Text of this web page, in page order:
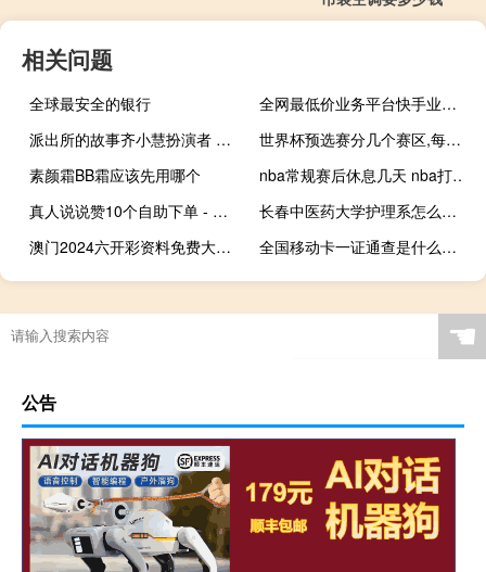
相关问题
全球最安全的银行
全网最低价业务平台快手业务 - 抖音免费千粉,QQ免费1000个赞
派出所的故事齐小慧扮演者 派出所的故事电视剧
世界杯预选赛分几个赛区,每个赛区有多少国家 世界杯预选赛分几个赛区
素颜霜BB霜应该先用哪个
nba常规赛后休息几天 nba打完一个赛季休息多久
真人说说赞10个自助下单 - 零一联盟秒赞软件
长春中医药大学护理系怎么样 长春中医药大学分数线
澳门2024六开彩资料免费大全--精彩对决解析--网页版v227.585
全国移动卡一证通查是什么意思 全国移动号码一证通查
☚
公告